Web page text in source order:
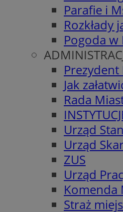
Parafie i
Rozkłady
Pogoda w
Prezydent
Jak
Rada
Urząd
Urząd
ZUS
Urząd
Komenda
Straż